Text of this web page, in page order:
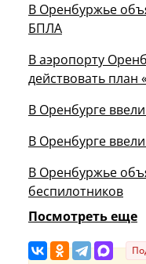
В Оренбуржье
БПЛА
В аэропорту
действовать план
В Оренбурге
В Оренбурге
В Оренбуржье
беспилотников
Посмотреть еще